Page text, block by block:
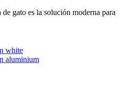
gato es la solución moderna para